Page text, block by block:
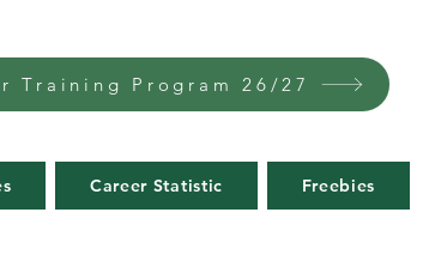
Training Program 26/27
Career Statistic Freebies